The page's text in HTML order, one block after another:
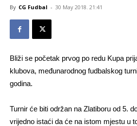
By CG Fudbal - 30 May 2018. 21:41
Bliži se početak prvog po redu Kupa
klubova, međunarodnog fudbalskog
godina.
Turnir će biti održan na Zlatiboru od 5.
vrijedno istaći da će na istom mjestu u